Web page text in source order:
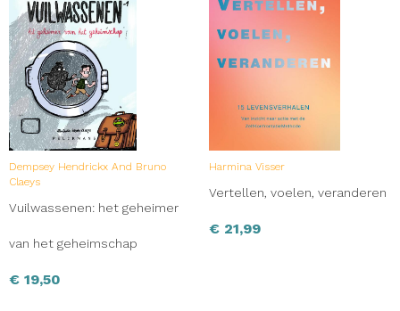
Dempsey Hendrickx And Bruno
Claeys
Vuilwassenen: het geheimer
van het geheimschap
€ 19,50
Harmina Visser
Vertellen, voelen, veranderen
€ 21,99